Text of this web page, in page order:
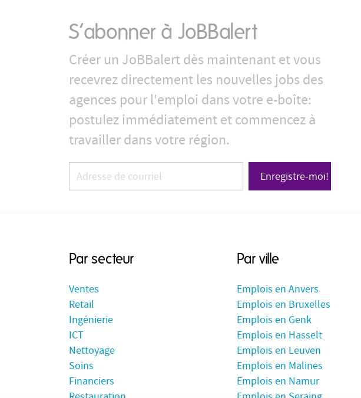
S’abonner à JoBBalert
Créer un JoBBalert dès maintenant et vous
recevrez directement les nouvelles jobs des
agences pour l'emploi dans votre e-boîte:
postulez immédiatement et commencez à
travailler dans votre région.
Enregistre-moi!
Par secteur
Ventes
Retail
Ingénierie
ICT
Nettoyage
Soins
Financiers
Par ville
Emplois en Anvers
Emplois en Bruxelles
Emplois en Genk
Emplois en Hasselt
Emplois en Leuven
Emplois en Malines
Emplois en Namur